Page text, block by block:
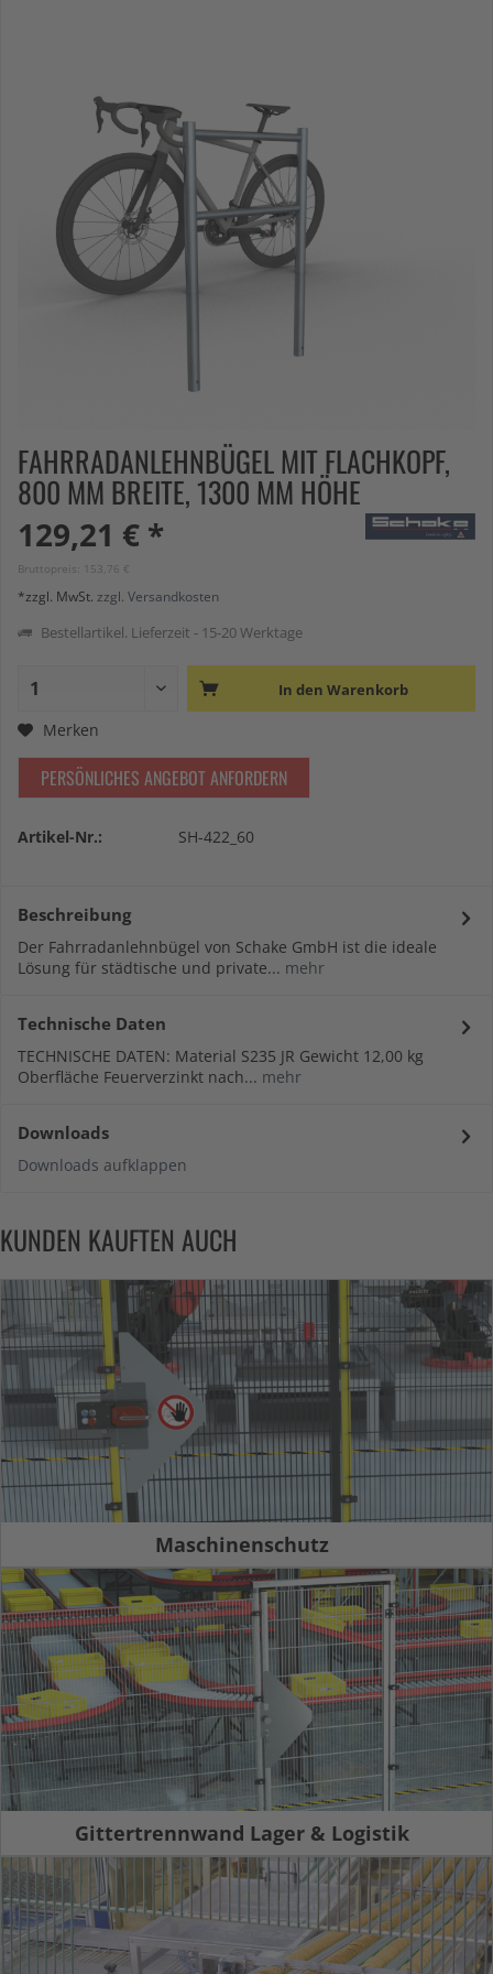
FAHRRADANLEHNBÜGEL MIT FLACHKOPF,
800 MM BREITE, 1300 MM HÖHE
129,21 € *
Bruttopreis: 153,76 €
*zzgl. MwSt. zzgl. Versandkosten
Bestellartikel. Lieferzeit - 15-20 Werktage
In den Warenkorb
Merken
PERSÖNLICHES ANGEBOT ANFORDERN
Artikel-Nr.: SH-422_60
Beschreibung
Der Fahrradanlehnbügel von Schake GmbH ist die ideale
Lösung für städtische und private... mehr
Technische Daten
TECHNISCHE DATEN: Material S235 JR Gewicht 12,00 kg
Oberfläche Feuerverzinkt nach... mehr
Downloads
Downloads aufklappen
KUNDEN KAUFTEN AUCH
Maschinenschutz
Gittertrennwand Lager & Logistik